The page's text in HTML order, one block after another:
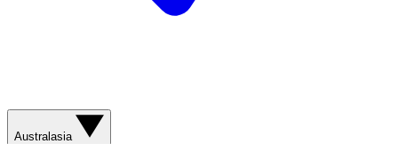
Australasia